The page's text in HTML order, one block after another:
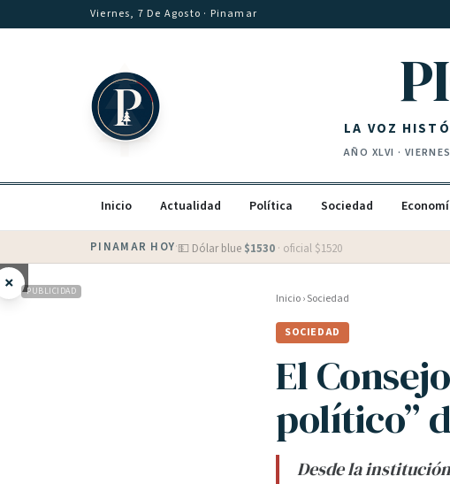
Saltar al contenidoViernes, 7 De Agosto · Pinamar
LA VOZ
AÑO XLVI ·
Inicio Actualidad Política Sociedad
PINAMAR HOY·💵 Dólar blue $1530 · oficial $1520
× PUBLICIDAD Inicio›Sociedad
SOCIEDAD
El
político”
Desde la